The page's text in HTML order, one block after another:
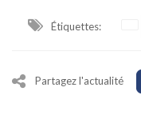
Étiquettes:
Partagez l'actualité